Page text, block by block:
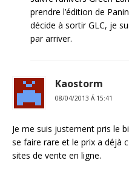
prendre l’édition de
décide à sortir GLC, je
par arriver.
Kaostorm
08/04/2013 Á 15:41
Je me suis justement pris le
se faire rare et le prix a déjà
sites de vente en ligne.